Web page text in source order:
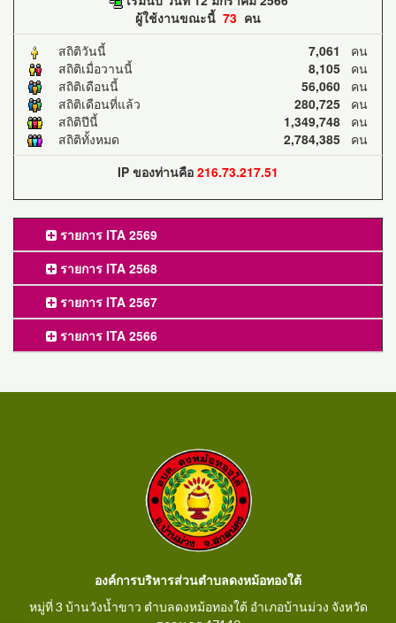
ผู้ใช้งานขณะนี้ 73 คน
สถิติวันนี้
7,061 คน
สถิติเมื่อวานนี้
8,105 คน
สถิติเดือนนี้
56,060 คน
สถิติเดือนที่แล้ว
280,725 คน
สถิติปีนี้
1,349,748 คน
สถิติทั้งหมด
2,784,385 คน
IP ของท่านคือ 216.73.217.51
รายการ ITA 2569
รายการ ITA 2568
รายการ ITA 2567
รายการ ITA 2566
องค์การบริหารส่วนตำบลดงหม้อทองใต้
หมู่ที่ 3 บ้านวังน้ำขาว ตำบลดงหม้อทองใต้ อำเภอบ้านม่วง จังหวัด